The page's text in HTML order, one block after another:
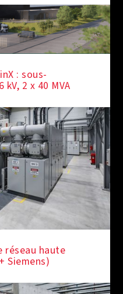
: sous-
2 x 40 MVA
réseau haute
Siemens)